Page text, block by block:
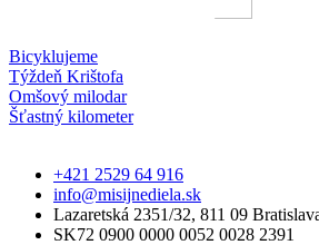
Bicyklujeme
Týždeň Krištofa
Omšový milodar
Šťastný kilometer
+421 2529 64 916
info@misijnediela.sk
Lazaretská 2351/32, 811 09
SK72 0900 0000 0052 0028 2391